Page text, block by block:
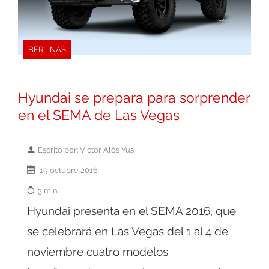
BERLINAS
Hyundai se prepara para sorprender
en el SEMA de Las Vegas
Escrito por: Victor Alós Yus
19 octubre 2016
3 min.
Hyundai presenta en el SEMA 2016, que
se celebrará en Las Vegas del 1 al 4 de
noviembre cuatro modelos